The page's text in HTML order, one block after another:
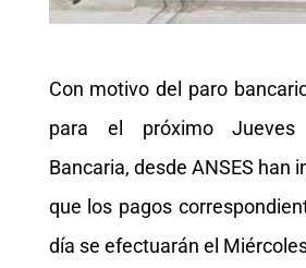
Con motivo del paro
para el próximo
Bancaria, desde ANSES han
que los pagos
día se efectuarán el